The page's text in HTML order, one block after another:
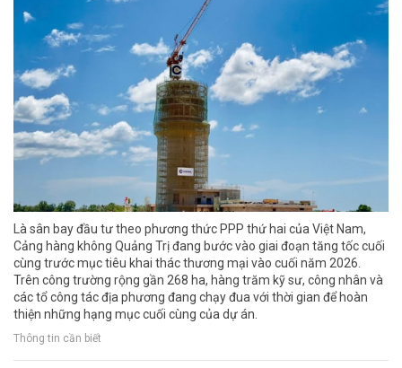
Là sân bay đầu tư theo phương thức PPP thứ hai của Việt Nam,
Cảng hàng không Quảng Trị đang bước vào giai đoạn tăng tốc cuối
cùng trước mục tiêu khai thác thương mại vào cuối năm 2026.
Trên công trường rộng gần 268 ha, hàng trăm kỹ sư, công nhân và
các tổ công tác địa phương đang chạy đua với thời gian để hoàn
thiện những hạng mục cuối cùng của dự án.
Thông tin cần biết